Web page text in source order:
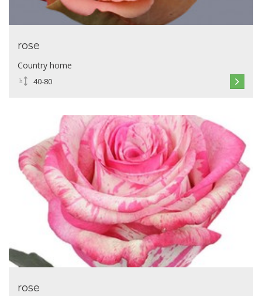
rose
Country home
40-80
rose